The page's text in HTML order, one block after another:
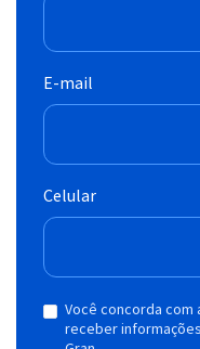
E-mail
Celular
Você concorda
receber